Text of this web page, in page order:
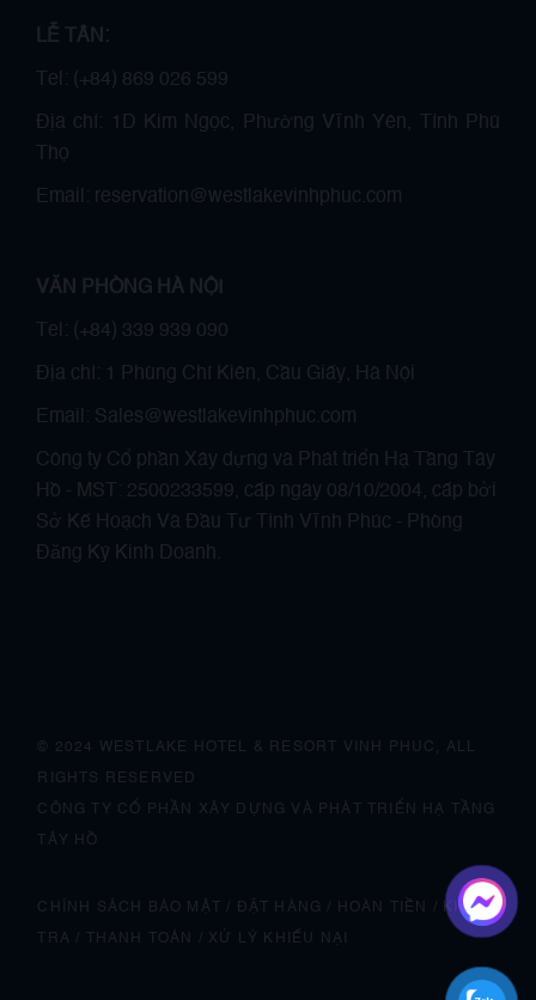
LỄ TÂN:
Tel: (+84) 869 026 599
Địa chỉ: 1D Kim Ngọc, Phường Vĩnh Yên, Tỉnh Phú
Thọ
Email: reservation@westlakevinhphuc.com
VĂN PHÒNG HÀ NỘI
Tel: (+84) 339 939 090
Địa chỉ: 1 Phùng Chí Kiên, Cầu Giấy, Hà Nội
Email: Sales@westlakevinhphuc.com
Công ty Cổ phần Xây dựng và Phát triển Hạ Tầng Tây
Hồ - MST: 2500233599, cấp ngày 08/10/2004, cấp bởi
Sở Kế Hoạch Và Đầu Tư Tỉnh Vĩnh Phúc - Phòng
Đăng Ký Kinh Doanh.
© 2024 WESTLAKE HOTEL & RESORT VINH PHUC, ALL
RIGHTS RESERVED
CÔNG TY CỔ PHẦN XÂY DỰNG VÀ PHÁT TRIỂN HẠ TẦNG
TÂY HỒ
CHÍNH SÁCH BẢO MẬT ĐẶT HÀNG HOÀN TIỀN KIỂM
TRA THANH TOÁN / XỬ LÝ KHIẾU NẠI